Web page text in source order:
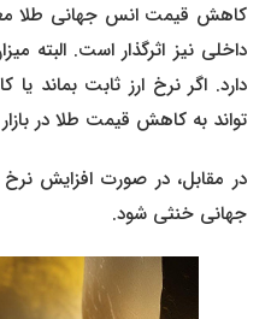
کاهش قیمت انس جهانی طلا
داخلی نیز اثرگذار است. البته
دارد. اگر نرخ ارز ثابت بماند یا
تواند به کاهش قیمت طلا در بازار
در مقابل، در صورت افزایش نرخ
جهانی خنثی شود.